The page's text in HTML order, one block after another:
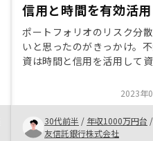
信用と時間を有効活用
ポートフォリオのリスク分
いと思ったのがきっかけ。
資は時間と信用を活用して
renosyは集金代行手数料が
で、アプリで管理できる点
で、他社よりもメリットが
感じた。
2023年
30代前半 / 年収1000万円台 /
友信託銀行株式会社